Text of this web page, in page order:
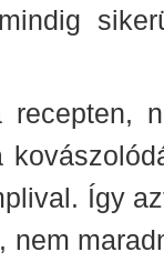
recepten,
Így
nem